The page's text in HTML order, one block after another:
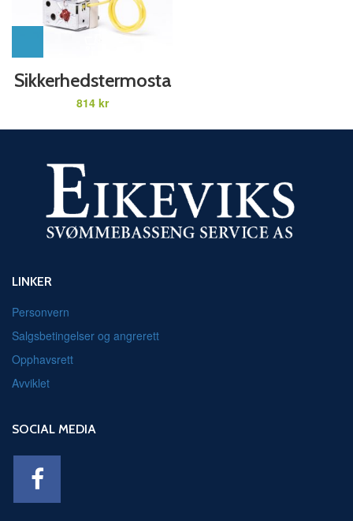
Sikkerhedstermosta
t HI-LIMIT
t/elvarmer/heater
kr
LINKER
Personvern
Salgsbetingelser og angrerett
Opphavsrett
Avviklet
SOCIAL MEDIA